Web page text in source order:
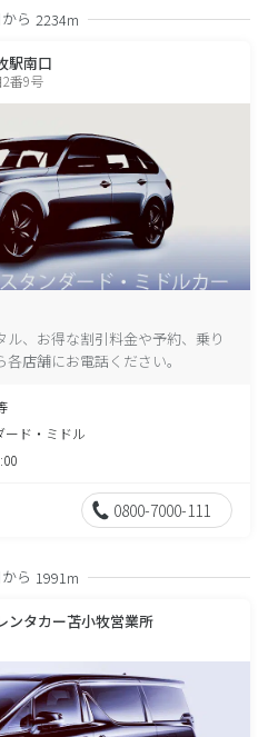
ら 2234m
駅南口
番9号
、お得な割引料金や予約、乗り
店舗にお電話ください。
ード・ミドル
0800-7000-111
ら 1991m
ンタカー苫小牧営業所